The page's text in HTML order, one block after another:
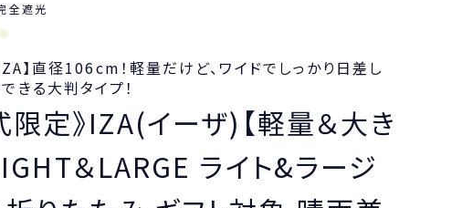
全遮光
】直径106cm！軽量だけど、ワイドでしっかり日差し
きる大判タイプ！
限定》IZA(イーザ)【軽量＆大き
＆LARGE ライト&ラージ